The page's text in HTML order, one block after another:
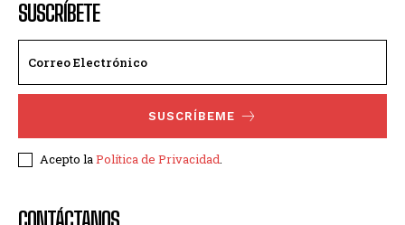
SUSCRÍBETE
SUSCRÍBEME
Acepto laPolítica de Privacidad.